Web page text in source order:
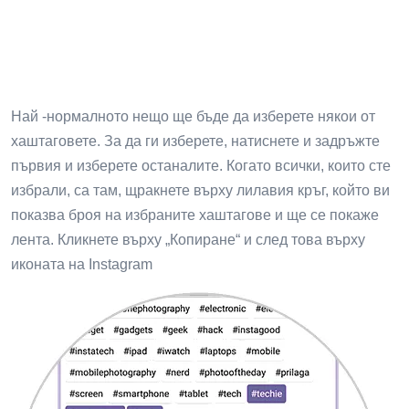
Най -нормалното нещо ще бъде да изберете някои от
хаштаговете. За да ги изберете, натиснете и задръжте
първия и изберете останалите. Когато всички, които сте
избрали, са там, щракнете върху лилавия кръг, който ви
показва броя на избраните хаштагове и ще се покаже
лента. Кликнете върху „Копиране“ и след това върху
иконата на Instagram